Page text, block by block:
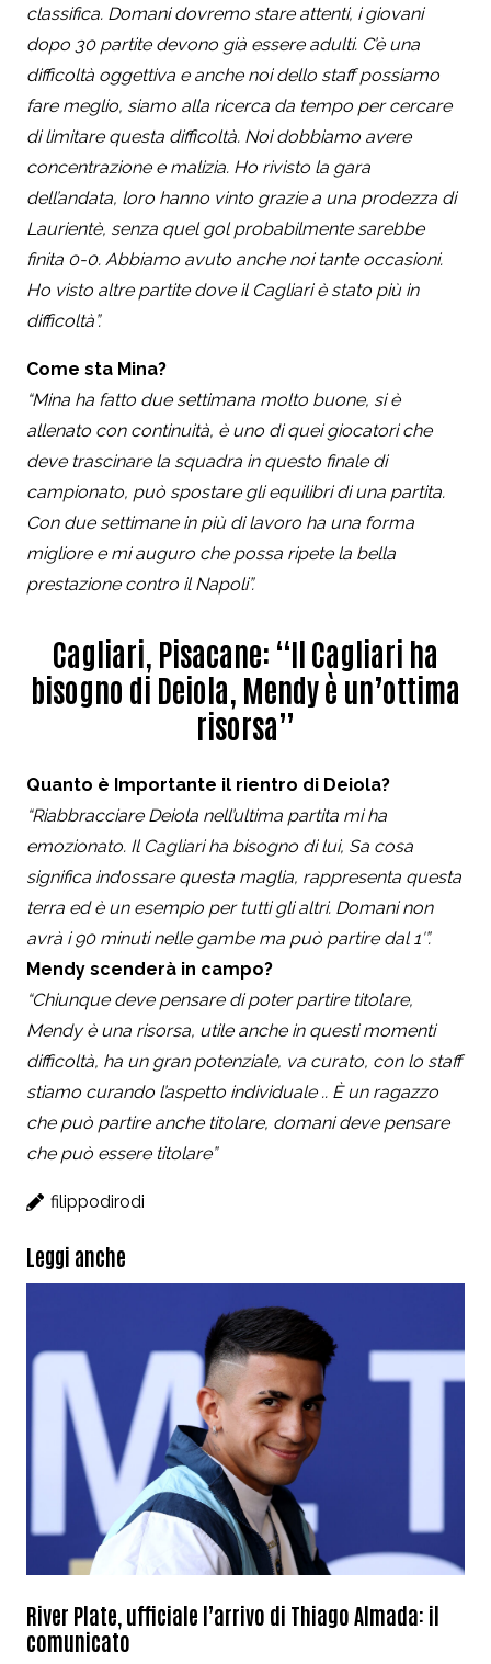
classifica. Domani dovremo stare attenti, i giovani
dopo 30 partite devono già essere adulti. C’è una
difficoltà oggettiva e anche noi dello staff possiamo
fare meglio, siamo alla ricerca da tempo per cercare
di limitare questa difficoltà. Noi dobbiamo avere
concentrazione e malizia. Ho rivisto la gara
dell’andata, loro hanno vinto grazie a una prodezza di
Laurientè, senza quel gol probabilmente sarebbe
finita 0-0. Abbiamo avuto anche noi tante occasioni.
Ho visto altre partite dove il Cagliari è stato più in
difficoltà”.
Come sta Mina?
“Mina ha fatto due settimana molto buone, si è
allenato con continuità, è uno di quei giocatori che
deve trascinare la squadra in questo finale di
campionato, può spostare gli equilibri di una partita.
Con due settimane in più di lavoro ha una forma
migliore e mi auguro che possa ripete la bella
prestazione contro il Napoli”.
Cagliari, Pisacane: “Il Cagliari ha
bisogno di Deiola, Mendy è un’ottima
risorsa”
Quanto è Importante il rientro di Deiola?
“Riabbracciare Deiola nell’ultima partita mi ha
emozionato. Il Cagliari ha bisogno di lui, Sa cosa
significa indossare questa maglia, rappresenta questa
terra ed è un esempio per tutti gli altri. Domani non
avrà i 90 minuti nelle gambe ma può partire dal 1′”.
Mendy scenderà in campo?
“Chiunque deve pensare di poter partire titolare,
Mendy è una risorsa, utile anche in questi momenti
difficoltà, ha un gran potenziale, va curato, con lo staff
stiamo curando l’aspetto individuale .. È un ragazzo
che può partire anche titolare, domani deve pensare
che può essere titolare”
filippodirodi
Leggi anche
River Plate, ufficiale l’arrivo di Thiago Almada: il
comunicato